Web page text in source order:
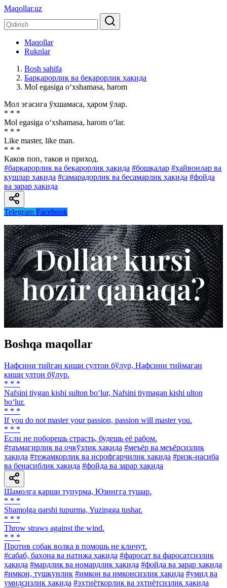
Maqollar.uz
Maqollar
Ruknlar
Bosh sahifa
Барқарорлик ва беқарорлик ҳақида
Mol egasiga o‘xshamasa, harom
Мол эгасига ўхшамаса, ҳаром ўлар.
* * *
Mol egasiga o‘xshamasa, harom o‘lar.
* * *
Like master, like man.
* * *
Каков поп, таков и приход.
#барқарорлик ва беқарорлик ҳақида #бошқалар #ҳайвонлар ва
қушлар ҳақида #самарадорлик ва бесамарлик ҳақида #фойда
ва зарар ҳақида
Telegram Facebook
Boshqa maqollar
Нафсини тийган киши султон бўлур, Нафсини тиймаган
киши ултон бўлур.
* * *
Nafsini tiygan kishi sulton bo‘lur, Nafsini tiymagan kishi ulton
bo‘lur.
* * *
If you do not master your passion, passion will master you.
* * *
Если не поборешь страсть, будешь её рабом.
#таъмагирлик ва очкўзлик ҳақида #меъёр ва меъёрсизлик
ҳақида #тежамкорлик ва исрофгарчилик ҳақида #ризқ-насиба
ва бенасиблик ҳақида #фойда ва зарар ҳақида
Шамолга қарши тупурма, Юзингга тушар.
* * *
Shamolga qarshi tupurma, Yuzingga tushar.
* * *
Throw straws against the wind.
* * *
Против собак волка в помощь не кличут.
#сабаб, баҳона ва натижа ҳақида #фаросат ва фаросатсизлик
ҳақида #мардлик ва номардлик ҳақида #фойда ва зарар ҳақида
#имкон, тушкунлик #имкон ва имконсизлик ҳақида #умид ва
умидсизлик ҳақида #эҳтиёткорлик ва эҳтиётсизлик ҳақида